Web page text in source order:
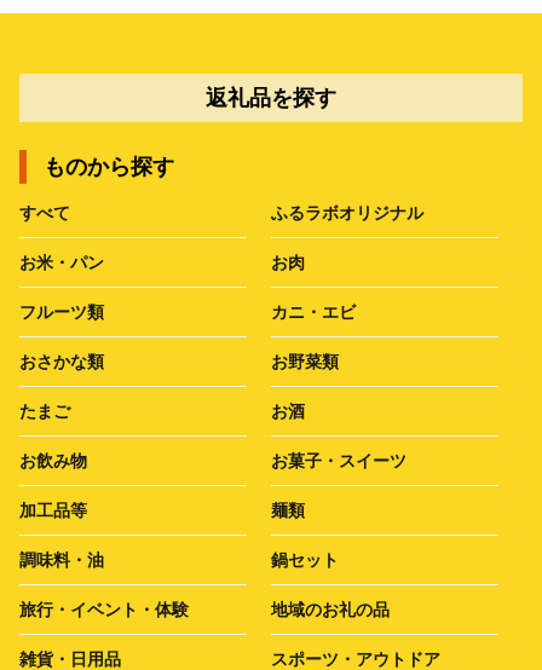
返礼品を探す
ものから探す
すべて ふるラボオリジナル
お米・パン お肉
フルーツ類 カニ・エビ
おさかな類 お野菜類
たまご お酒
お飲み物 お菓子・スイーツ
加工品等 麺類
調味料・油 鍋セット
旅行・イベント・体験 地域のお礼の品
雑貨・日用品 スポーツ・アウトドア